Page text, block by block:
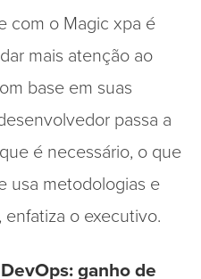
com o Magic xpa é
mais atenção ao
base em suas
passa a
é necessário, o que
usa metodologias e
o executivo.
ganho de